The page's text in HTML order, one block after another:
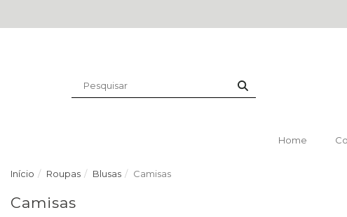
Home
Início Roupas Blusas Camisas
Camisas